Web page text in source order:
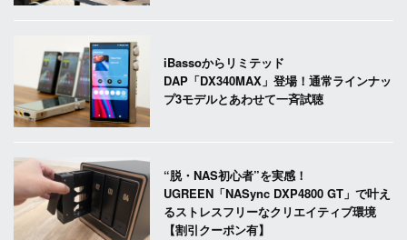
iBassoからリミテッド
DAP「DX340MAX」登場！通常ラインナッ
プ3モデルとあわせて一斉試聴
“脱・NAS初心者”を実感！
UGREEN「NASync DXP4800 GT」で叶え
るストレスフリーなクリエイティブ環境
【割引クーポン有】